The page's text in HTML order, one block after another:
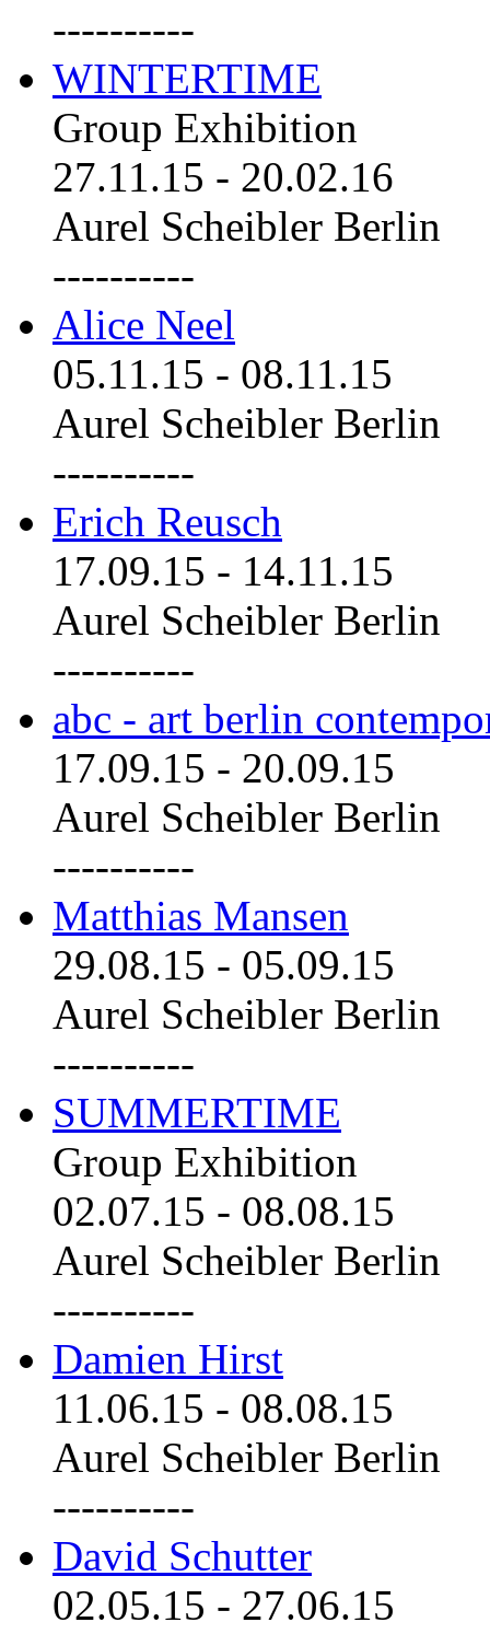
----------
WINTERTIME
Group Exhibition
27.11.15 - 20.02.16
Aurel Scheibler Berlin
----------
Alice Neel
05.11.15 - 08.11.15
Aurel Scheibler Berlin
----------
Erich Reusch
17.09.15 - 14.11.15
Aurel Scheibler Berlin
----------
abc - art berlin
17.09.15 - 20.09.15
Aurel Scheibler Berlin
----------
Matthias Mansen
29.08.15 - 05.09.15
Aurel Scheibler Berlin
----------
SUMMERTIME
Group Exhibition
02.07.15 - 08.08.15
Aurel Scheibler Berlin
----------
Damien Hirst
11.06.15 - 08.08.15
Aurel Scheibler Berlin
----------
David Schutter
02.05.15 - 27.06.15